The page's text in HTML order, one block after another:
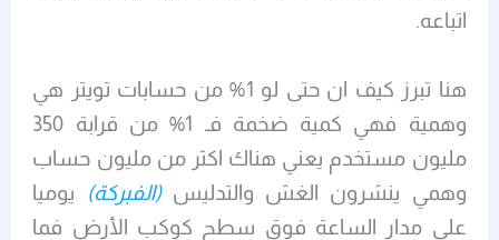
اتباعه.
هنا تبرز كيف ان حتى لو 1% من حسابات تويتر هي
وهمية فهي كمية ضخمة فـ 1% من قرابة 350
مليون مستخدم يعني هناك اكثر من مليون حساب
وهمي ينشرون الغش والتدليس(الفبركة)
يوميا
على مدار الساعة فوق سطح كوكب الأرض فما